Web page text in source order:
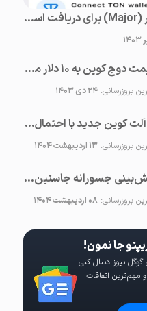
معرفی ربات میجر (Major) برای دریافت استارز (Stars) رایگان در تلگرام
قیمت دوج کوین به ۱۰ دلار می‌رسد!
بروزرسانی:۲۴ دی ۱۴۰۳
۳ آلت کوین جدید با احتمال لیست شدن در بایننس در ماه می ۲۰۲۵
بروزرسانی:۱۳ اردیبهشت ۱۴۰۴
پیش‌بینی جسورانه جاستین سان: قیمت JUST در آینده نزدیک ۱۰۰ برابر خواهد شد!
بروزرسانی:۰۸ اردیبهشت ۱۴۰۴
جا نمون!
نیوز دنبال کنی
مهم‌ترین اتفاقات